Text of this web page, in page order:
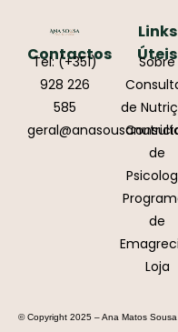
Contactos
Tel: (+351)
928 226
585
Links
Úteis
Sobre
de
de
de
Loja
© Copyright 2025 – Ana Matos